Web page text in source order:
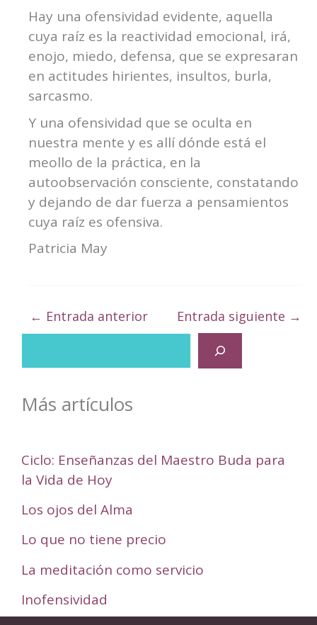
Hay una ofensividad evidente, aquella
cuya raíz es la reactividad emocional, irá,
enojo, miedo, defensa, que se expresaran
en actitudes hirientes, insultos, burla,
sarcasmo.
Y una ofensividad que se oculta en
nuestra mente y es allí dónde está el
meollo de la práctica, en la
autoobservación consciente, constatando
y dejando de dar fuerza a pensamientos
cuya raíz es ofensiva.
Patricia May
← Entrada anterior Entrada siguiente →
u
s
a
r
Más artículos
Ciclo: Enseñanzas del Maestro Buda para
la Vida de Hoy
Los ojos del Alma
Lo que no tiene precio
La meditación como servicio
Inofensividad